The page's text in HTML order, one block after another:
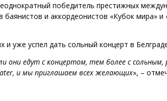
победитель престижных
баянистов и аккордеонистов «Кубок мира» и
уже успел дать сольный концерт в
они едут с концертом, тем более с сольным,
и мы приглашаем всех желающих», –